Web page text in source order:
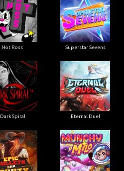
Hot Ross Superstar Sevens
Dark Spiral Eternal Duel